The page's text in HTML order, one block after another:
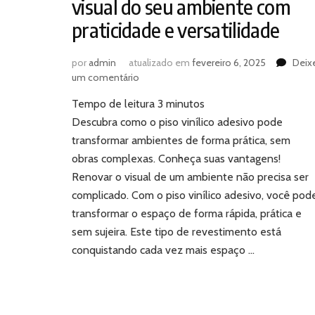
visual do seu ambiente com
praticidade e versatilidade
poradmin atualizado em fevereiro 6, 2025
um comentário
vinílico
adesivo:
renove
visual
do
seu
ambiente
com
praticidade
e
Tempo de leitura 3 minutos
Descubra como o piso vinílico adesivo pode
transformar ambientes de forma prática, sem
obras complexas. Conheça suas vantagens!
Renovar o visual de um ambiente não precisa ser
complicado. Com o piso vinílico adesivo, você
transformar o espaço de forma rápida, prática e
sem sujeira. Este tipo de revestimento está
conquistando cada vez mais espaço …